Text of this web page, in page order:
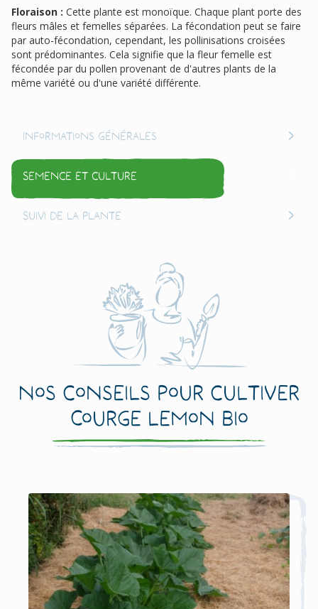
Floraison : Cette plante est monoïque. Chaque plant porte des
fleurs mâles et femelles séparées. La fécondation peut se faire
par auto-fécondation, cependant, les pollinisations croisées
sont prédominantes. Cela signifie que la fleur femelle est
fécondée par du pollen provenant de d'autres plants de la
même variété ou d'une variété différente.
Informations générales
Semence et culture
Suivi de la plante
Nos conseils pour cultiver
Courge Lemon Bio